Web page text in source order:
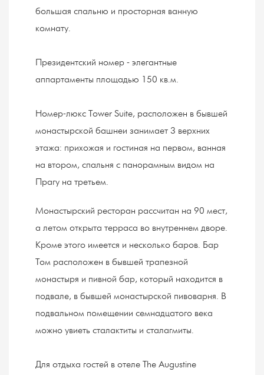
большая спальню и просторная ванную
комнату.
Президентский номер - элегантные
аппартаменты площадью 150 кв.м.
Номер-люкс Tower Suite, расположен в бывшей
монастырской башнеи занимает 3 верхних
этажа: прихожая и гостиная на первом, ванная
на втором, спальня с панорамным видом на
Прагу на третьем.
Монастырский ресторан рассчитан на 90 мест,
а летом открыта терраса во внутреннем дворе.
Кроме этого имеется и несколько баров. Бар
Том расположен в бывшей трапезной
монастыря и пивной бар, который находится в
подвале, в бывшей монастырской пивоварня. В
подвальном помещении семнадцатого века
можно увиеть сталактиты и сталагмиты.
Для отдыха гостей в отеле The Augustine